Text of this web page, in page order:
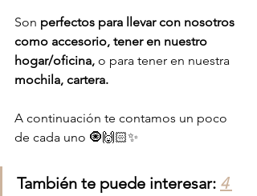
Son perfectos para llevar con nosotros
como accesorio, tener en nuestro
hogar/oficina, o para tener en nuestra
mochila, cartera.
A continuación te contamos un poco
de cada uno 🧿🙌🏻✨
También te puede interesar: 4